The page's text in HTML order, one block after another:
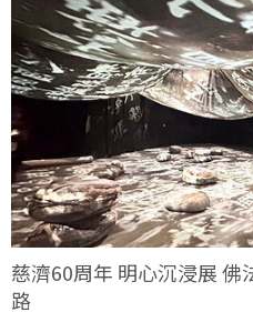
慈濟60周年 明心沉浸展 佛
路